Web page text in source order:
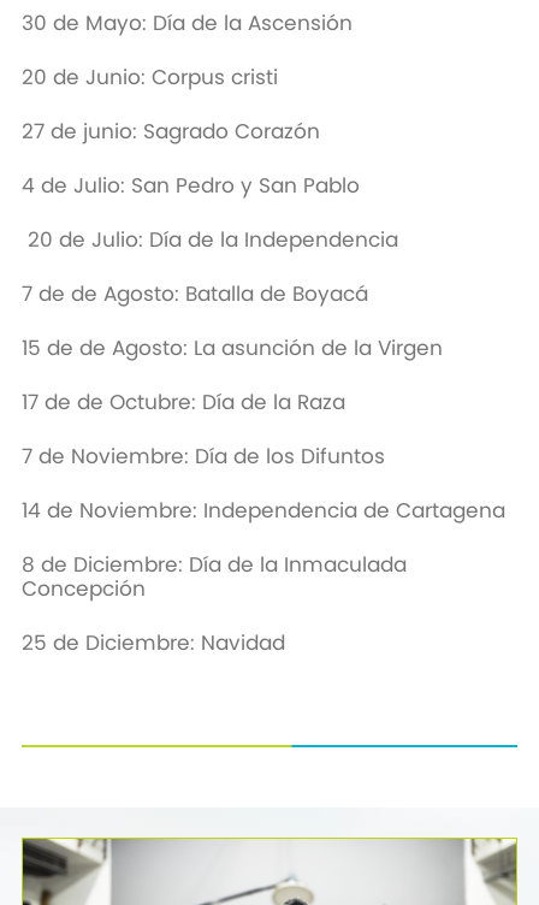
30 de Mayo: Día de la Ascensión
20 de Junio: Corpus cristi
27 de junio: Sagrado Corazón
4 de Julio: San Pedro y San Pablo
20 de Julio: Día de la Independencia
7 de de Agosto: Batalla de Boyacá
15 de de Agosto: La asunción de la Virgen
17 de de Octubre: Día de la Raza
7 de Noviembre: Día de los Difuntos
14 de Noviembre: Independencia de Cartagena
8 de Diciembre: Día de la Inmaculada
Concepción
25 de Diciembre: Navidad